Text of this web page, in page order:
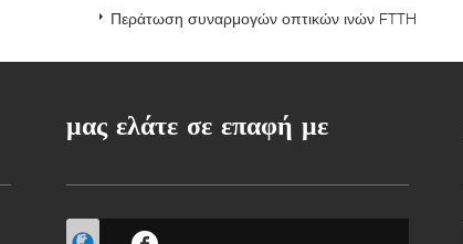
Περάτωση συναρμογών οπτικών ινών FTTH
μας ελάτε σε επαφή με